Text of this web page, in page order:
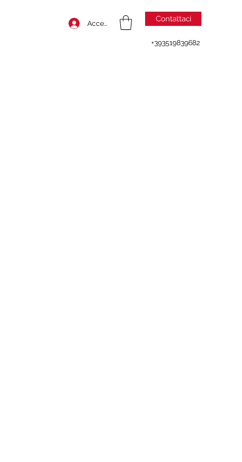
Accedi Contattaci
+393519839682